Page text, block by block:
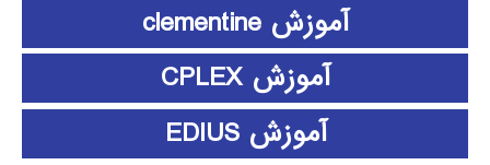
آموزش clementine
آموزش CPLEX
آموزش EDIUS